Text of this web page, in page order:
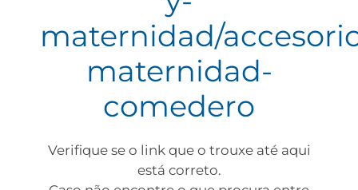
maternidad/
maternidad-
comedero
Verifique se o link que o trouxe até aqui
está correto.